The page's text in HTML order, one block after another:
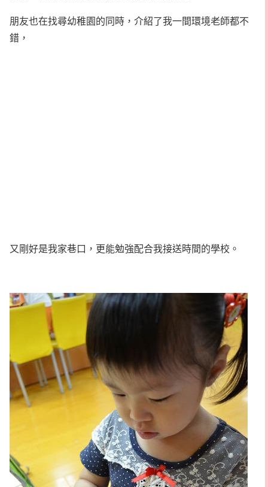
朋友也在找尋幼稚園的同時，介紹了我一間環境老師都不
錯，
又剛好是我家巷口，更能勉強配合我接送時間的學校。